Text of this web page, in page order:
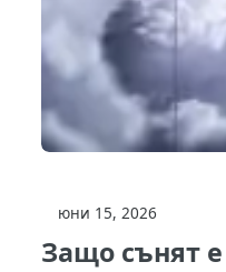
юни 15, 2026
Защо сънят